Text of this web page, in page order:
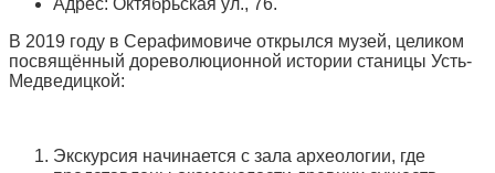
Адрес: Октябрьская ул., 76.
В 2019 году в Серафимовиче открылся музей, целиком
посвящённый дореволюционной истории станицы Усть-
Медведицкой:
Экскурсия начинается с зала археологии, где